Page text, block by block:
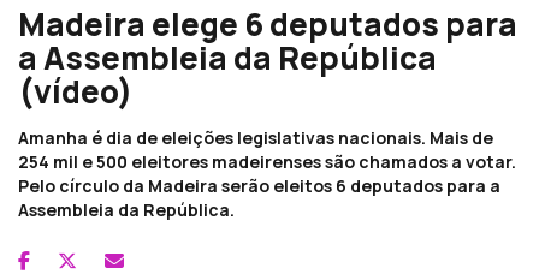
Madeira elege 6 deputados para
a Assembleia da República
(vídeo)
Amanha é dia de eleições legislativas nacionais. Mais de
254 mil e 500 eleitores madeirenses são chamados a votar.
Pelo círculo da Madeira serão eleitos 6 deputados para a
Assembleia da República.